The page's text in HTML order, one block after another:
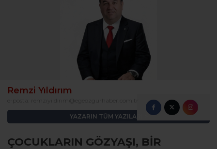
Remzi Yıldırım
YAZARIN TÜM YAZILARI
ÇOCUKLARIN GÖZYAŞI, BİR